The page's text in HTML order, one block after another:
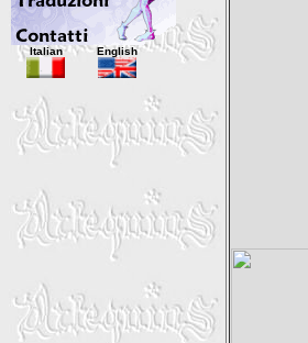
Italian English